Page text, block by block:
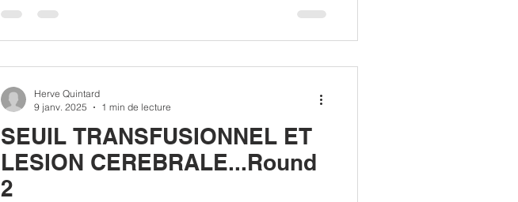
SEUIL TRANSFUSIONNEL ET
LESION CEREBRALE...Round
2
Herve Quintard
9 janv. 2025
1 min de lecture